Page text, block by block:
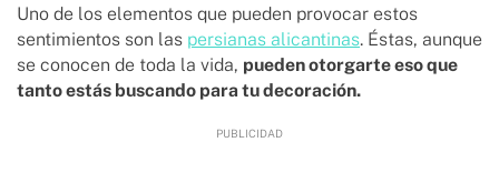
Uno de los elementos que pueden provocar estos
sentimientos son las persianas alicantinas. Éstas, aunque
se conocen de toda la vida, pueden otorgarte eso que
tanto estás buscando para tu decoración.